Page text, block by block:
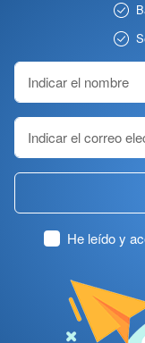
He leído y